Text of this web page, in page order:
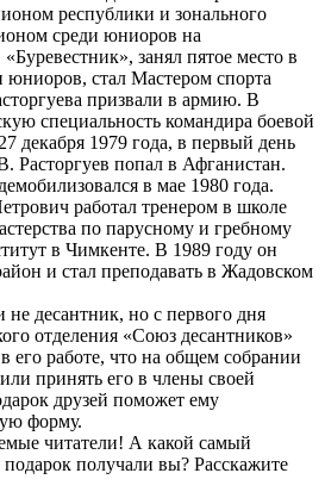
республики и зонального
среди юниоров на
занял пятое место в
стал Мастером спорта
призвали в армию. В
специальность командира боевой
декабря 1979 года, в первый день
Расторгуев попал в Афганистан.
в мае 1980 года.
работал тренером в школе
по парусному и гребному
в Чимкенте. В 1989 году он
и стал преподавать в Жадовском
десантник, но с первого дня
отделения «Союз десантников»
его работе, что на общем собрании
принять его в члены своей
друзей поможет ему
форму.
читатели! А какой самый
получали вы? Расскажите